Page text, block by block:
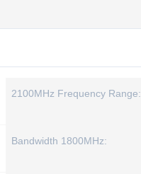
2100MHz Frequency Range:
Bandwidth 1800MHz: